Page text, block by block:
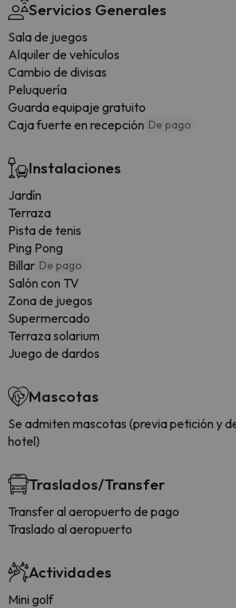
Servicios Generales
Sala de juegos
Alquiler de vehículos
Cambio de divisas
Peluquería
Guarda equipaje gratuito
Caja fuerte en recepción De pago
Instalaciones
Jardín
Terraza
Pista de tenis
Ping Pong
Billar De pago
Salón con TV
Zona de juegos
Supermercado
Terraza solarium
Juego de dardos
Mascotas
Se admiten mascotas (previa petición y
hotel)
Traslados/Transfer
Transfer al aeropuerto de pago
Traslado al aeropuerto
Actividades
Mini golf